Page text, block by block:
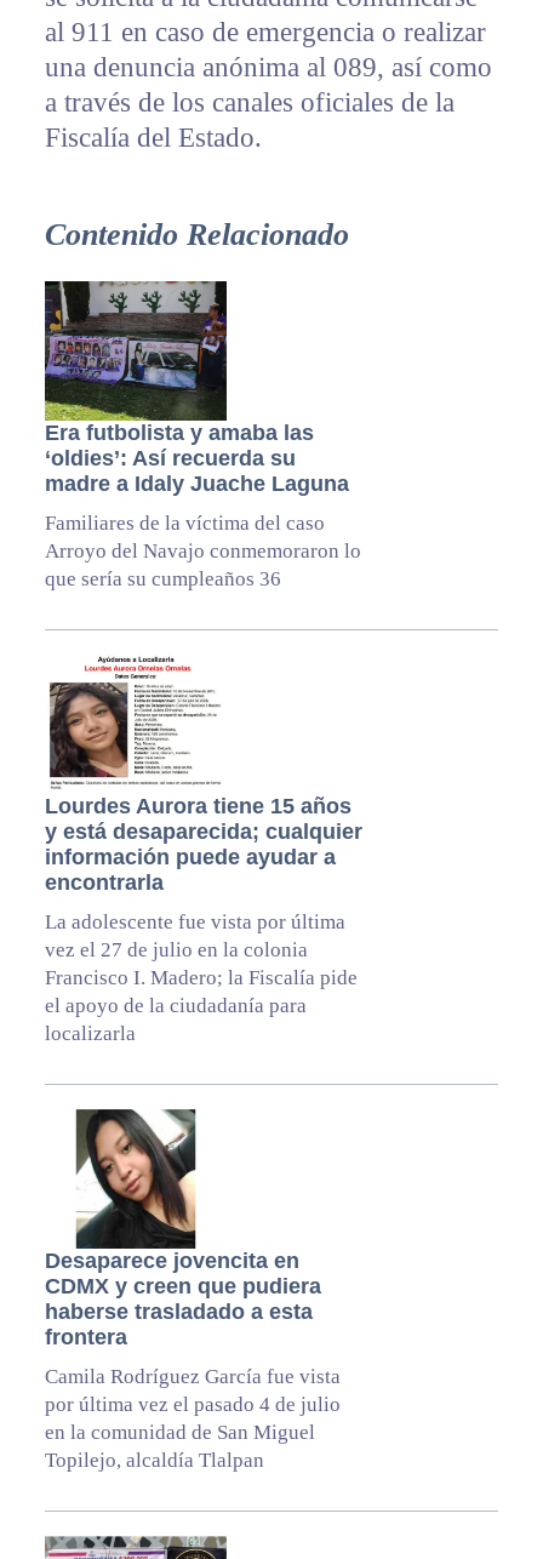
al 911 en caso de emergencia o realizar
una denuncia anónima al 089, así como
a través de los canales oficiales de la
Fiscalía del Estado.
Contenido Relacionado
Era futbolista y amaba las
‘oldies’: Así recuerda su
madre a Idaly Juache Laguna
Familiares de la víctima del caso
Arroyo del Navajo conmemoraron lo
que sería su cumpleaños 36
Lourdes Aurora tiene 15 años
y está desaparecida; cualquier
información puede ayudar a
encontrarla
La adolescente fue vista por última
vez el 27 de julio en la colonia
Francisco I. Madero; la Fiscalía pide
el apoyo de la ciudadanía para
localizarla
Desaparece jovencita en
CDMX y creen que pudiera
haberse trasladado a esta
frontera
Camila Rodríguez García fue vista
por última vez el pasado 4 de julio
en la comunidad de San Miguel
Topilejo, alcaldía Tlalpan